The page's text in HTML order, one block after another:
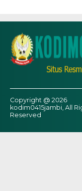
Copyright @ 2026
kodim0415jambi, All
Reserved